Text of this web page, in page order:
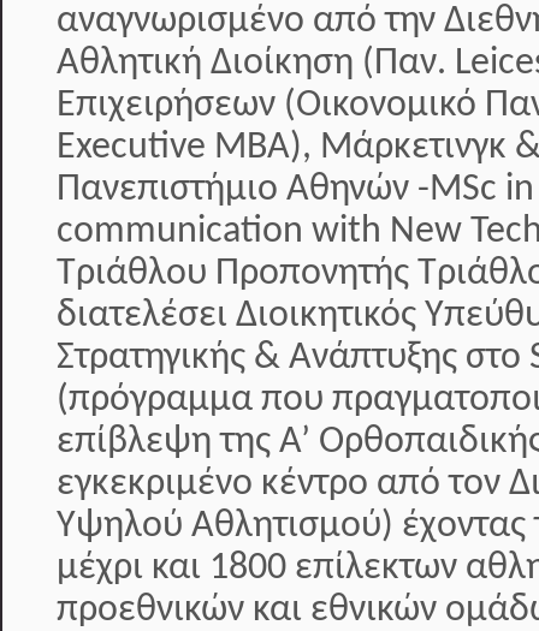
αναγνωρισμένο από την
Αθλητική Διοίκηση (Παν.
Επιχειρήσεων (Οικονομικό
Executive MBA), Μάρκετινγκ
Πανεπιστήμιο Αθηνών -MSc
communication with New
Τριάθλου Προπονητής
διατελέσει Διοικητικός
Στρατηγικής & Ανάπτυξης
(πρόγραμμα που
επίβλεψη της Α’
εγκεκριμένο κέντρο από τον
Υψηλού Αθλητισμού) έχοντας
μέχρι και 1800 επίλεκτων
προεθνικών και εθνικών